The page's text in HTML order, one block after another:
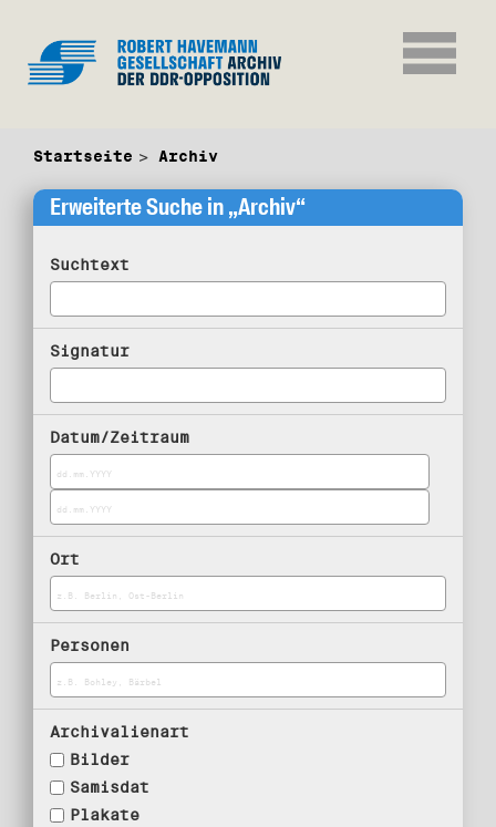
Startseite Archiv
Erweiterte Suche in „Archiv“
Suchtext
Signatur
Datum/Zeitraum
Ort
Personen
Archivalienart
Bilder
Samisdat
Plakate